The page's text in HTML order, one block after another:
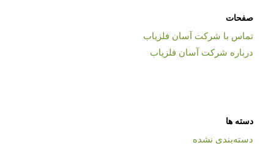
صفحات
تماس با شرکت آسان فلزیاب
درباره شرکت آسان فلزیاب
دسته ها
دسته‌بندی نشده